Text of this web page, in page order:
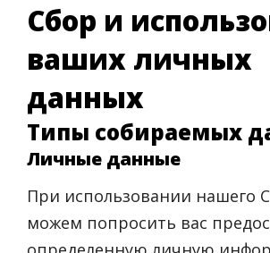
Сбор и
ваших личных
данных
Типы собираемых
Личные данные
При использовании нашего
можем попросить вас